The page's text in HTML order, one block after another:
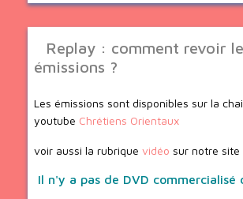
Replay : comment revoir
émissions ?
Les émissions sont disponibles sur la
youtube Chrétiens Orientaux
voir aussi la rubrique vidéo sur notre site
Il n'y a pas de DVD commercialisé